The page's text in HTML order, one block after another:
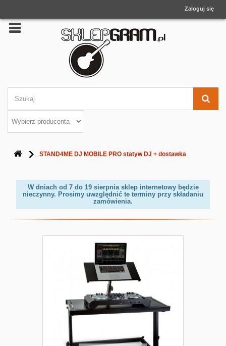
Zaloguj się
STAND4ME DJ MOBILE PRO statyw DJ + dostawka
W dniach od 7 do 19 sierpnia sklep internetowy będzie
nieczynny. Prosimy uwzględnić te terminy przy składaniu
zamówienia.